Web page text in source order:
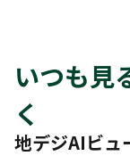
いつも見
く
地デジAIビュ